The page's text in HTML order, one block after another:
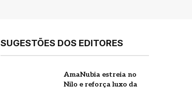
SUGESTÕES DOS EDITORES
AmaNubia estreia no
Nilo e reforça luxo da